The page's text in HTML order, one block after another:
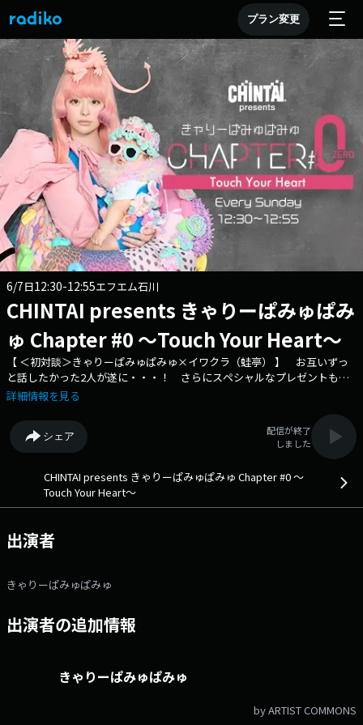
プラン変更
6/7日12:30-12:55エフエム石川
CHINTAI presents きゃりーぱみゅぱみ
ゅ Chapter #0 ～Touch Your Heart～
【 ＜初対談＞きゃりーぱみゅぱみゅ×イワクラ（蛙亭） 】 お互いずっ
と話したかった2人が遂に・・・！ さらにスペシャルなプレゼントもあ
り！ きゃりーぱみゅぱみゅが興味のあることをお話したり、 話を聞
生の新たな一歩を踏み出すヒントを探している 「きゃりーぱみゅぱみゅ
Chapter#0」 今週は芸人の【 イワクラ（蛙亭） 】さんをお迎えしま
す！ 近くいるけどちゃんと話すことが出来ていなかった2人が遂に対
面！ きゃりーがイワクラさんの“コンビ” “プライベート”を深掘り！ さ
らに今週からスペシャルなプレゼントもあり！ 詳しくは放送に
て・・・ PODCAST： https://www.tfm.co.jp/podcast/heart 番組
https://www.tfm.co.jp/f/heart/message Xハッシュタグは「#チャプ
ター0」 Xアカウントは「@ChapterZero_JFN」
詳細情報を見る
シェア
配信が終了
しました
CHINTAI presents きゃりーぱみゅぱみゅ Chapter #0 ～
Touch Your Heart～
出演者
きゃりーぱみゅぱみゅ
出演者の追加情報
きゃりーぱみゅぱみゅ
by ARTIST COMMONS